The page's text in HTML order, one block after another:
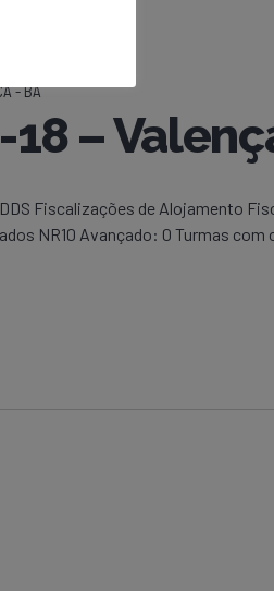
- BA
18 –
Fiscalizações de Alojamento
NR10 Avançado: 0 Turmas com